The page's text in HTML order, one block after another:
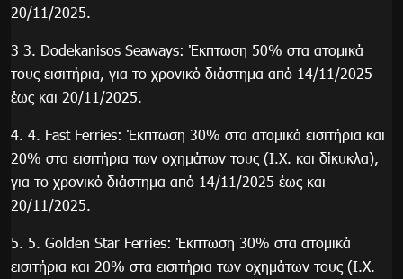
20/11/2025.
3 3. Dodekanisos Seaways: Έκπτωση 50% στα ατομικά
τους εισιτήρια, για το χρονικό διάστημα από 14/11/2025
έως και 20/11/2025.
4. 4. ⁠Fast Ferries: Έκπτωση 30% στα ατομικά εισιτήρια και
20% στα εισιτήρια των οχημάτων τους (Ι.Χ. και δίκυκλα),
για το χρονικό διάστημα από 14/11/2025 έως και
20/11/2025.
5. 5. ⁠Golden Star Ferries: Έκπτωση 30% στα ατομικά
εισιτήρια και 20% στα εισιτήρια των οχημάτων τους (Ι.Χ.